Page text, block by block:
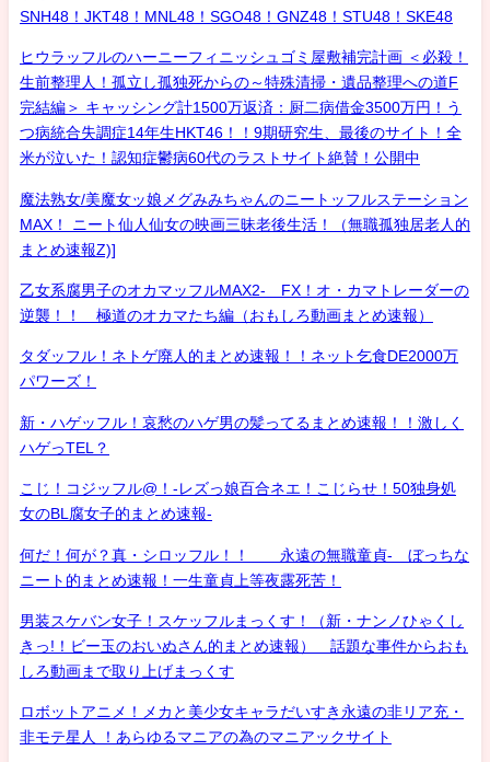
SNH48！JKT48！MNL48！SGO48！GNZ48！STU48！SKE48
ヒウラッフルのハーニーフィニッシュゴミ屋敷補完計画 ＜必殺！
生前整理人！孤立し孤独死からの～特殊清掃・遺品整理への道F
完結編＞ キャッシング計1500万返済：厨二病借金3500万円！う
つ病統合失調症14年生HKT46！！9期研究生、最後のサイト！全
米が泣いた！認知症鬱病60代のラストサイト絶賛！公開中
魔法熟女/美魔女ッ娘メグみみちゃんのニートッフルステーション
MAX！ ニート仙人仙女の映画三昧老後生活！（無職孤独居老人的
まとめ速報Z)]
乙女系腐男子のオカマッフルMAX2- FX！オ・カマトレーダーの
逆襲！！ 極道のオカマたち編（おもしろ動画まとめ速報）
タダッフル！ネトゲ廃人的まとめ速報！！ネット乞食DE2000万
パワーズ！
新・ハゲッフル！哀愁のハゲ男の髪ってるまとめ速報！！激しく
ハゲっTEL？
こじ！コジッフル@！-レズっ娘百合ネエ！こじらせ！50独身処
女のBL腐女子的まとめ速報-
何だ！何が？真・シロッフル！！ 永遠の無職童貞- ぼっちな
ニート的まとめ速報！一生童貞上等夜露死苦！
男装スケバン女子！スケッフルまっくす！（新・ナンノひゃくし
きっ!！ビー玉のおいぬさん的まとめ速報） 話題な事件からおも
しろ動画まで取り上げまっくす
ロボットアニメ！メカと美少女キャラだいすき永遠の非リア充・
非モテ星人 ！あらゆるマニアの為のマニアックサイト